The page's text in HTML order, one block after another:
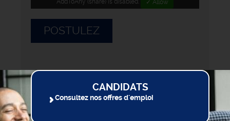
AddToAny (share) is disabled. ✓ Allow
POSTULEZ
CANDIDATS
Consultez nos offres d'emploi